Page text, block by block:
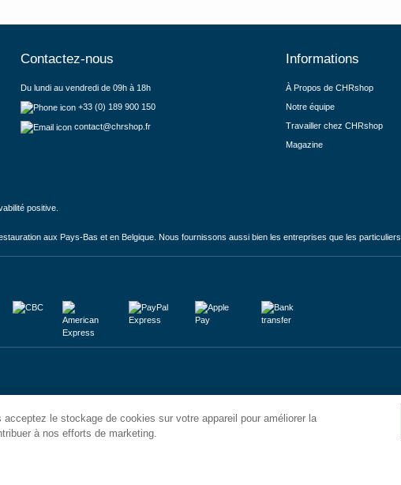
Contactez-nous
Du lundi au vendredi de 09h à 18h
+33 (0) 189 900 150
contact@chrshop.fr
Informations
À Propos de CHRshop
Notre équipe
Travailler chez CHRshop
Magazine
positive.
aux Pays-Bas et en Belgique. Nous fournissons aussi bien les entreprises que les particuliers.
le stockage de cookies sur votre appareil pour améliorer la
à nos efforts de marketing.